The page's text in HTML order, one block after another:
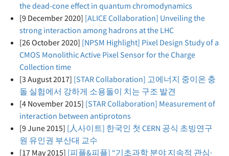
the dead-cone effect in quantum chromodynamics
[9 December 2020] [ALICE Collaboration] Unveiling the
strong interaction among hadrons at the LHC
[26 October 2020] [NPSM Highlight] Pixel Design Study of a
CMOS Monolithic Active Pixel Sensor for the Charge
Collection time
[3 August 2017] [STAR Collaboration] 고에너지 중이온 충
돌 실험에서 강하게 소용돌이 치는 구조 발견
[4 November 2015] [STAR Collaboration] Measurement of
interaction between antiprotons
[9 June 2015] [人사이트] 한국인 첫 CERN 공식 초빙연구
원 유인권 부산대 교수
[17 May 2015] [피플&피플] “기초과학 분야 지속적 관심·